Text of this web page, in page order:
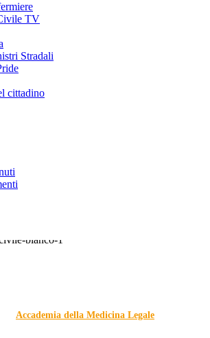
TV
Stradali
cittadino
Accademia della Medicina Legale